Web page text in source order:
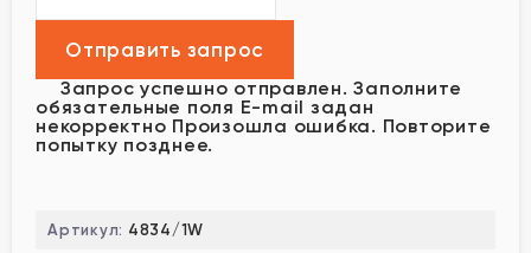
Запрос успешно отправлен. Заполните
обязательные поля E-mail задан
некорректно Произошла ошибка. Повторите
попытку позднее.
Артикул: 4834/1W